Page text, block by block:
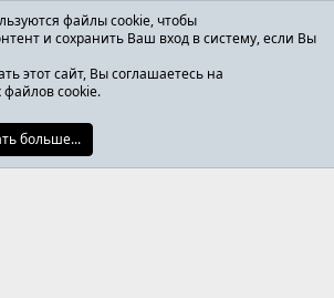
файлы cookie, чтобы
и сохранить Ваш вход в систему, если Вы
этот сайт, Вы соглашаетесь на
cookie.
больше...